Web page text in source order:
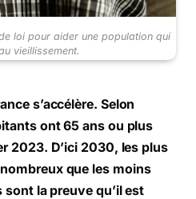
loi pour aider une population qui
vieillissement.
s’accélère. Selon
ont 65 ans ou plus
2023. D’ici 2030, les plus
que les moins
sont la preuve qu’il est